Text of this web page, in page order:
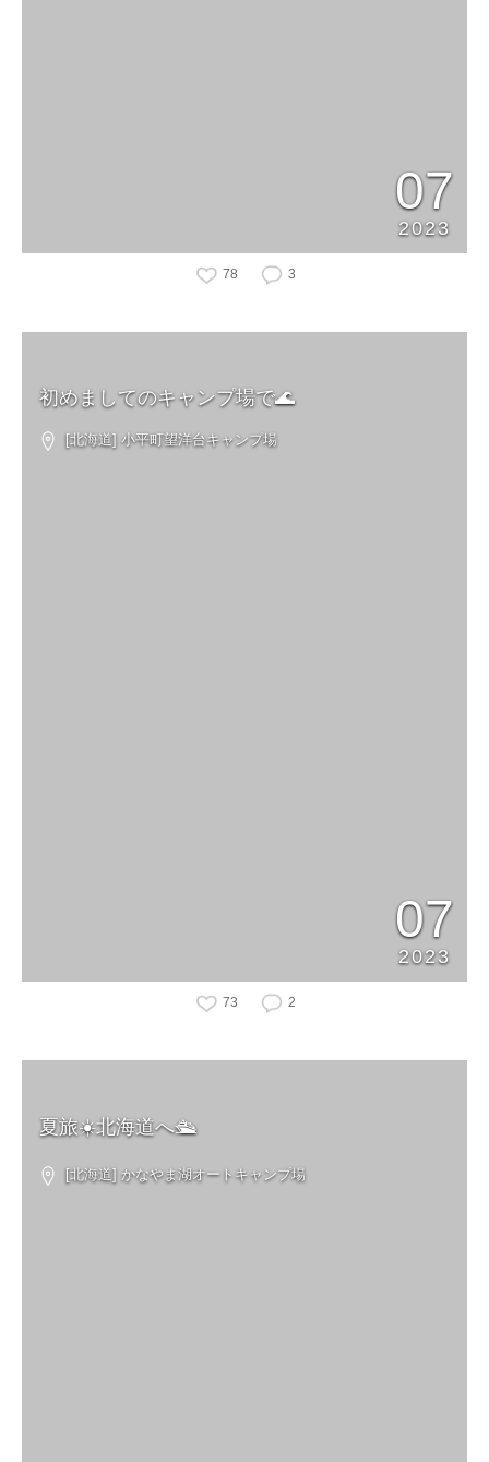
07
2023
78 3
初めましてのキャンプ場で🌊
[北海道] 小平町望洋台キャンプ場
07
2023
73 2
夏旅☀️北海道へ🛳️
[北海道] かなやま湖オートキャンプ場